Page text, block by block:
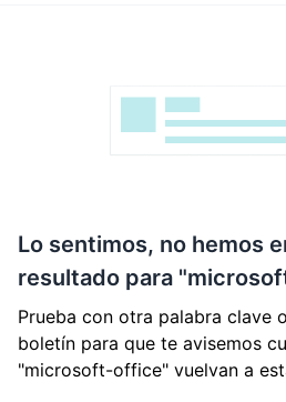
Lo sentimos, no hemos
resultado para
Prueba con otra palabra clave
boletín para que te avisemos
"microsoft-office" vuelvan a